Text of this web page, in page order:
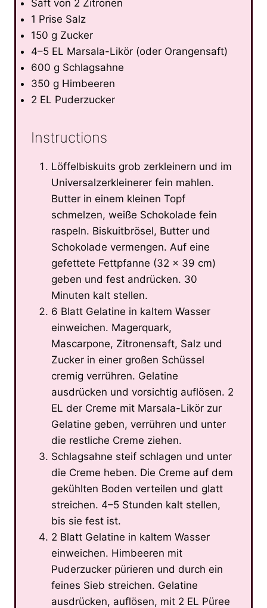
Saft von 2 Zitronen
1 Prise Salz
150 g Zucker
4–5 EL Marsala-Likör (oder Orangensaft)
600 g Schlagsahne
350 g Himbeeren
2 EL Puderzucker
Instructions
Löffelbiskuits grob zerkleinern und im
Universalzerkleinerer fein mahlen.
Butter in einem kleinen Topf
schmelzen, weiße Schokolade fein
raspeln. Biskuitbrösel, Butter und
Schokolade vermengen. Auf eine
gefettete Fettpfanne (32 x 39 cm)
geben und fest andrücken. 30
Minuten kalt stellen.
6 Blatt Gelatine in kaltem Wasser
einweichen. Magerquark,
Mascarpone, Zitronensaft, Salz und
Zucker in einer großen Schüssel
cremig verrühren. Gelatine
ausdrücken und vorsichtig auflösen. 2
EL der Creme mit Marsala-Likör zur
Gelatine geben, verrühren und unter
die restliche Creme ziehen.
Schlagsahne steif schlagen und unter
die Creme heben. Die Creme auf dem
gekühlten Boden verteilen und glatt
streichen. 4–5 Stunden kalt stellen,
bis sie fest ist.
2 Blatt Gelatine in kaltem Wasser
einweichen. Himbeeren mit
Puderzucker pürieren und durch ein
feines Sieb streichen. Gelatine
ausdrücken, auflösen, mit 2 EL Püree